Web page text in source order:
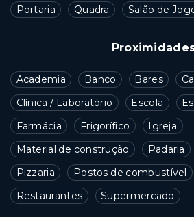
Portaria
Quadra Salão de
Academia Banco Bares
Clínica / Laboratório
Escola
Farmácia
Frigorífico
Igreja
Material de construção
Padaria
Pizzaria
Postos de combustível
Restaurantes
Supermercado